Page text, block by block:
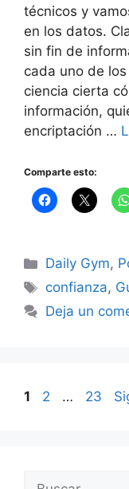
técnicos y
en los datos.
sin fin de
cada uno de
ciencia cierta
información,
encriptación …
Comparte esto:
Categorías
Daily Gym,
Etiquetas
confianza,
Deja un
Página
1 Página
2 … Página
23
Buscar: